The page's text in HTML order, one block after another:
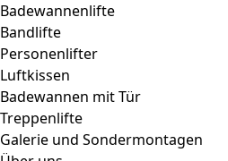
Badewannenlifte
Bandlifte
Personenlifter
Luftkissen
Badewannen mit Tür
Treppenlifte
Galerie und Sondermontagen